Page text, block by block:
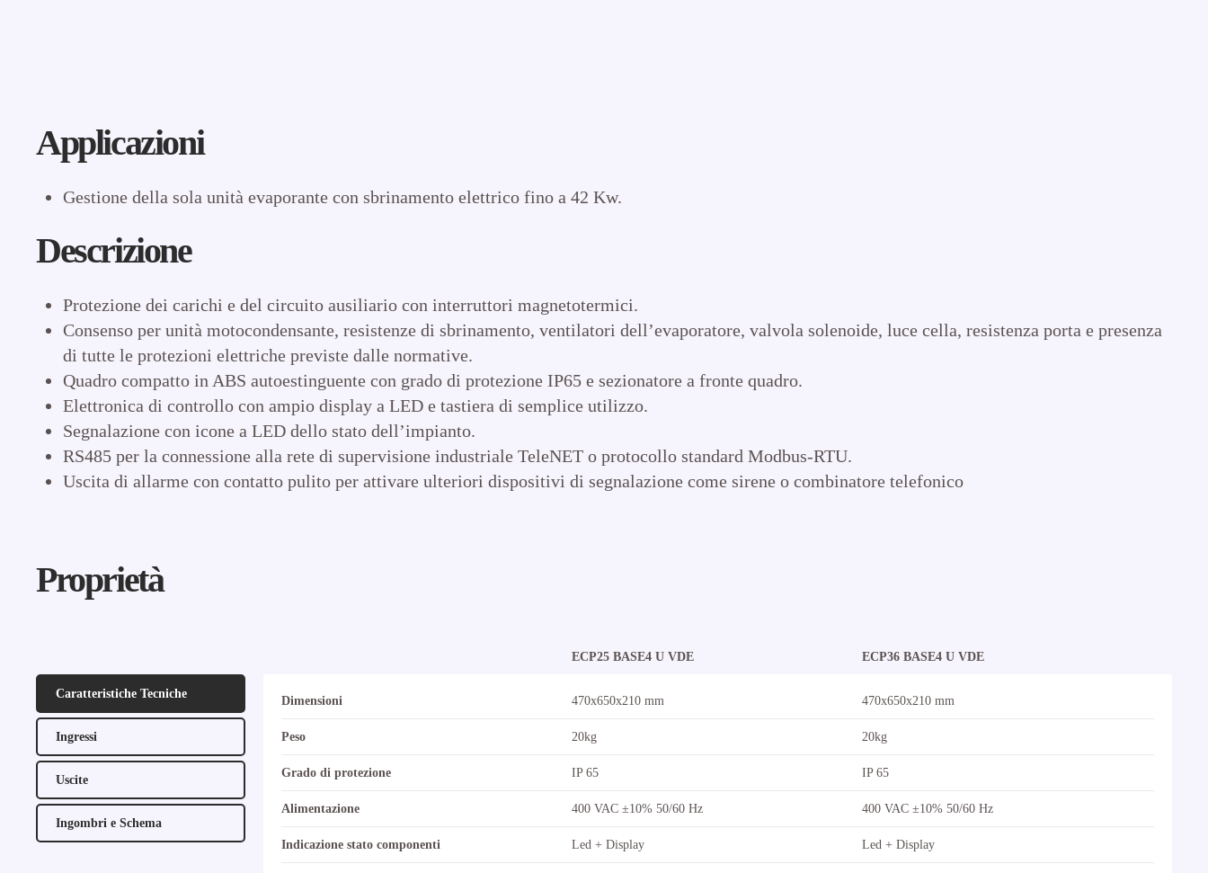
Applicazioni
Gestione della sola unità evaporante con sbrinamento elettrico fino a 42 Kw.
Descrizione
Protezione dei carichi e del circuito ausiliario con interruttori magnetotermici.
Consenso per unità motocondensante, resistenze di sbrinamento, ventilatori dell’evaporatore, valvola solenoide, luce cella, resistenza porta e presenza
di tutte le protezioni elettriche previste dalle normative.
Quadro compatto in ABS autoestinguente con grado di protezione IP65 e sezionatore a fronte quadro.
Elettronica di controllo con ampio display a LED e tastiera di semplice utilizzo.
Segnalazione con icone a LED dello stato dell’impianto.
RS485 per la connessione alla rete di supervisione industriale TeleNET o protocollo standard Modbus-RTU.
Uscita di allarme con contatto pulito per attivare ulteriori dispositivi di segnalazione come sirene o combinatore telefonico
Proprietà
ECP25 BASE4 U VDE ECP36 BASE4 U VDE
Dimensioni 470x650x210 mm 470x650x210 mm
Peso 20kg 20kg
Grado di protezione IP 65 IP 65
Alimentazione 400 VAC ±10% 50/60 Hz 400 VAC ±10% 50/60 Hz
Indicazione stato componenti Led + Display Led + Display
Caratteristiche Tecniche
Ingressi
Uscite
Ingombri e Schema